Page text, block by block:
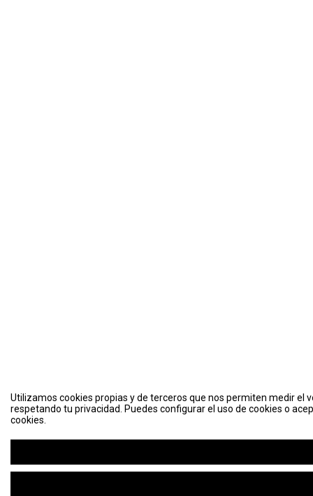
Utilizamos cookies propias y de terceros que nos permiten medir el
respetando tu privacidad. Puedes configurar el uso de cookies o
cookies.